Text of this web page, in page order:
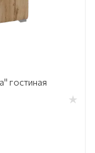
гостиная